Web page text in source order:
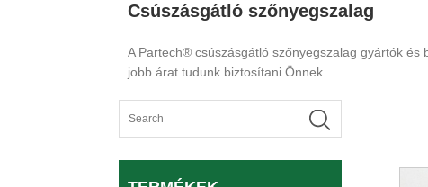
Csúszásgátló szőnyegszalag
A Partech® csúszásgátló szőnyegszalag gyártók
jobb árat tudunk biztosítani Önnek.